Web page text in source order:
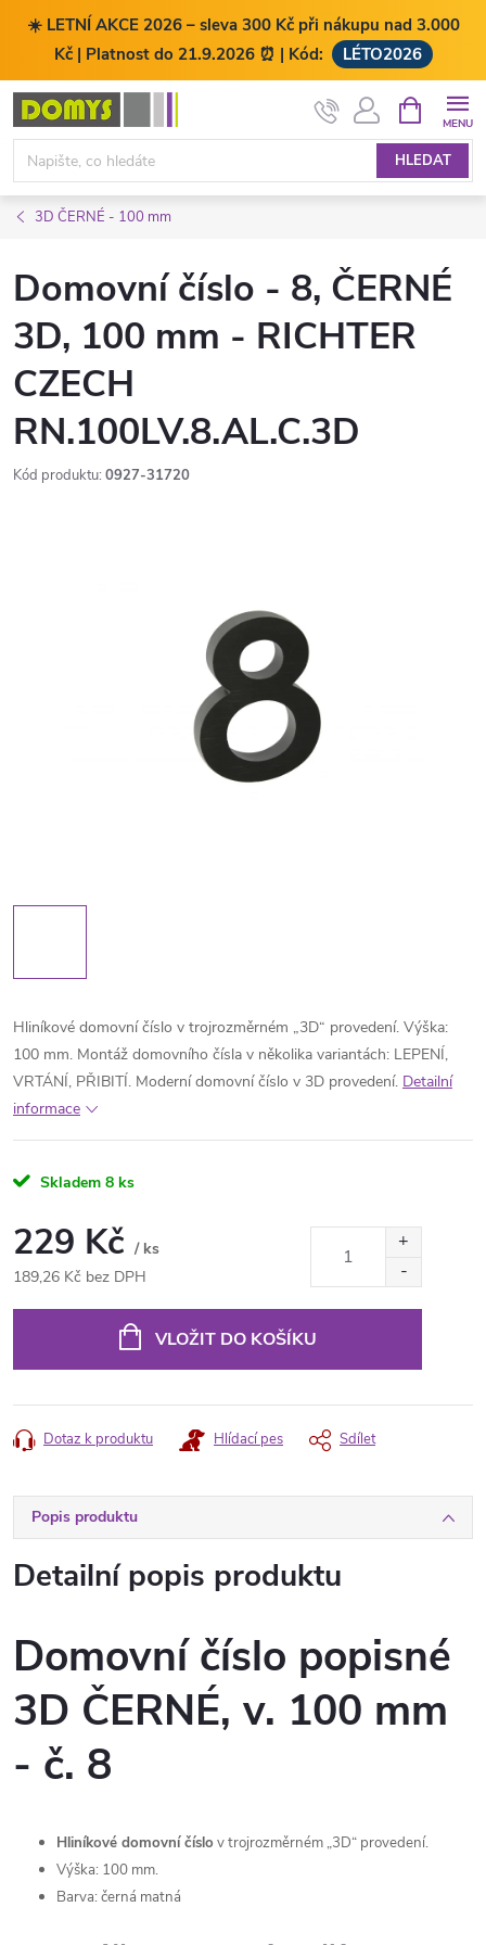
☀️ LETNÍ AKCE 2026 – sleva 300 Kč při nákupu nad 3.000
Kč | Platnost do 21.9.2026 ⏰ | Kód:
LÉTO2026
Přejít
obsah
HLEDAT
NÁKUPNÍ
KOŠÍK
3D ČERNÉ - 100 mm
Domovní číslo - 8, ČERNÉ
3D, 100 mm - RICHTER
CZECH
RN.100LV.8.AL.C.3D
Kód produktu: 0927-31720
Hliníkové domovní číslo v trojrozměrném „3D“ provedení. Výška:
100 mm. Montáž domovního čísla v několika variantách: LEPENÍ,
VRTÁNÍ, PŘIBITÍ. Moderní domovní číslo v 3D provedení. Detailní
informace
Skladem 8 ks
229 Kč / ks
189,26 Kč bez DPH
VLOŽIT DO KOŠÍKU
Dotaz k produktu Hlídací pes Sdílet
Popis produktu
Detailní popis produktu
Domovní číslo popisné
3D ČERNÉ, v. 100 mm
- č. 8
Hliníkové domovní číslo v trojrozměrném „3D“ provedení.
Výška: 100 mm.
Barva: černá matná